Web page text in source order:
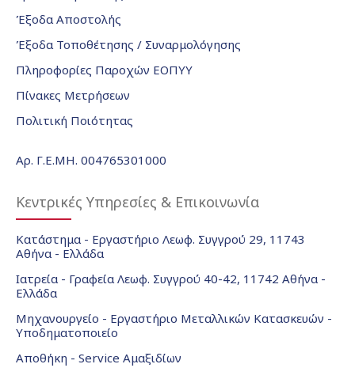
Έξοδα Αποστολής
Έξοδα Τοποθέτησης / Συναρμολόγησης
Πληροφορίες Παροχών ΕΟΠΥΥ
Πίνακες Μετρήσεων
Πολιτική Ποιότητας
Αρ. Γ.Ε.ΜΗ. 004765301000
Κεντρικές Υπηρεσίες & Επικοινωνία
Κατάστημα - Εργαστήριο Λεωφ. Συγγρού 29, 11743
Αθήνα - Ελλάδα
Ιατρεία - Γραφεία Λεωφ. Συγγρού 40-42, 11742 Αθήνα -
Ελλάδα
Μηχανουργείο - Εργαστήριο Μεταλλικών Κατασκευών -
Υποδηματοποιείο
Αποθήκη - Service Αμαξιδίων